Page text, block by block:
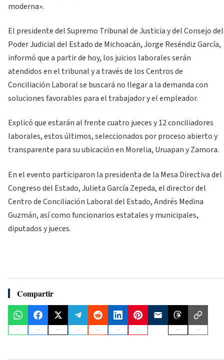
moderna».
El presidente del Supremo Tribunal de Justicia y del Consejo del
Poder Judicial del Estado de Michoacán, Jorge Reséndiz García,
informó que a partir de hoy, los juicios laborales serán
atendidos en el tribunal y a través de los Centros de
Conciliación Laboral se buscará no llegar a la demanda con
soluciones favorables para el trabajador y el empleador.
Explicó que estarán al frente cuatro jueces y 12 conciliadores
laborales, estos últimos, seleccionados por proceso abierto y
transparente para su ubicación en Morelia, Uruapan y Zamora.
En el evento participaron la presidenta de la Mesa Directiva del
Congreso del Estado, Julieta García Zepeda, el director del
Centro de Conciliación Laboral del Estado, Andrés Medina
Guzmán, así como funcionarios estatales y municipales,
diputados y jueces.
Compartir